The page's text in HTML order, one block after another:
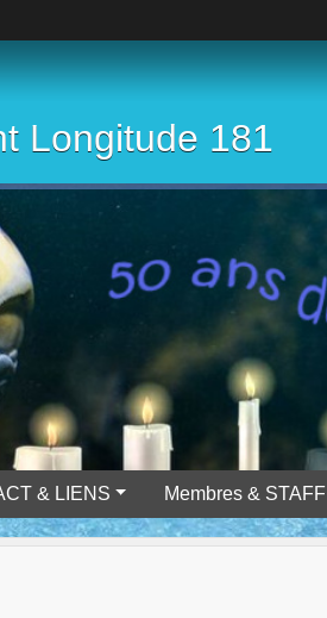
Longitude 181
& LIENS Membres & STAFF